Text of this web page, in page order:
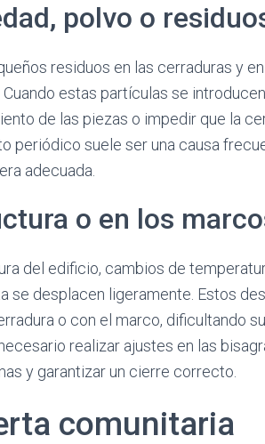
polvo o
residuos en las cerraduras y
estas partículas se
de las piezas o impedir que la
periódico suele ser una causa
adecuada.
o en los
del edificio, cambios de
se desplacen ligeramente. Estos
o con el marco, dificultando
realizar ajustes en las
y garantizar un cierre correcto.
comunitaria